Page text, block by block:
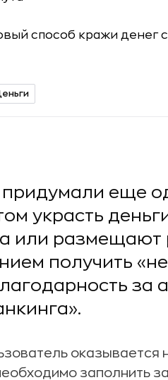
еще
украсть
или размещают
получить
за
заполнить